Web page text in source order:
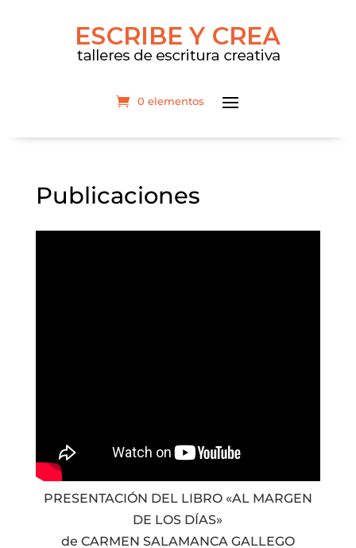
0 elementos
Publicaciones
PRESENTACIÓN DEL LIBRO «AL MARGEN
DE LOS DÍAS»
de CARMEN SALAMANCA GALLEGO